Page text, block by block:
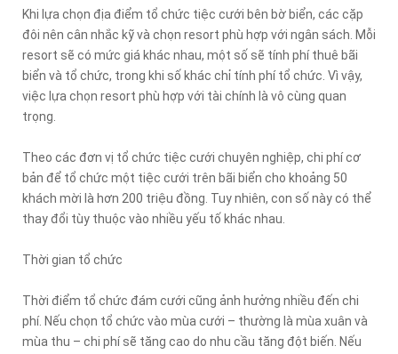
Khi lựa chọn địa điểm tổ chức tiệc cưới bên bờ biển, các cặp
đôi nên cân nhắc kỹ và chọn resort phù hợp với ngân sách. Mỗi
resort sẽ có mức giá khác nhau, một số sẽ tính phí thuê bãi
biển và tổ chức, trong khi số khác chỉ tính phí tổ chức. Vì vậy,
việc lựa chọn resort phù hợp với tài chính là vô cùng quan
trọng.
Theo các đơn vị tổ chức tiệc cưới chuyên nghiệp, chi phí cơ
bản để tổ chức một tiệc cưới trên bãi biển cho khoảng 50
khách mời là hơn 200 triệu đồng. Tuy nhiên, con số này có thể
thay đổi tùy thuộc vào nhiều yếu tố khác nhau.
Thời gian tổ chức
Thời điểm tổ chức đám cưới cũng ảnh hưởng nhiều đến chi
phí. Nếu chọn tổ chức vào mùa cưới – thường là mùa xuân và
mùa thu – chi phí sẽ tăng cao do nhu cầu tăng đột biến. Nếu